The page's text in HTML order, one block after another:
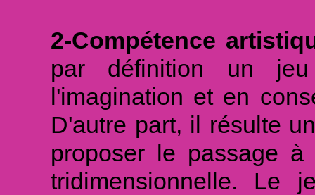
2-Compétence
par définition un
l'imagination et en
D'autre part, il résulte
proposer le passage
tridimensionnelle. Le